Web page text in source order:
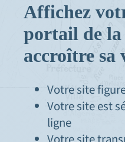
Affichez
portail de
accroître sa
Votre site
Votre site est
ligne